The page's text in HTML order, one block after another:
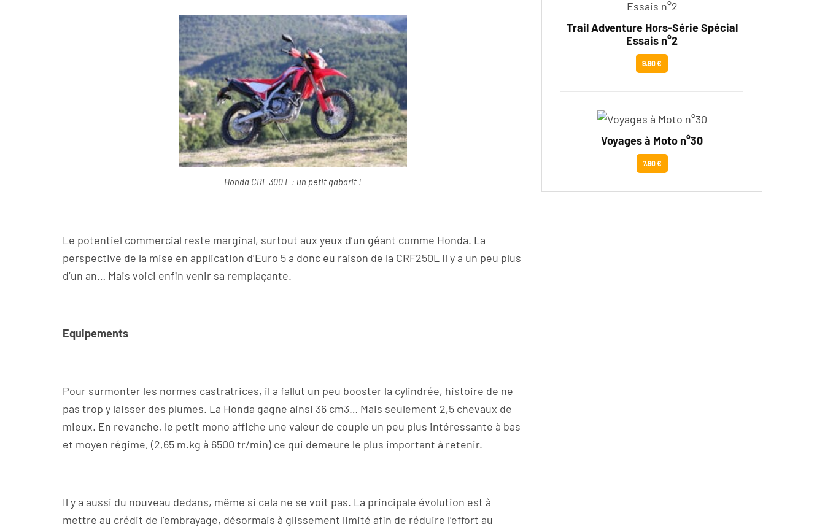
Honda CRF 300 L : un petit gabarit !
Le potentiel commercial reste marginal, surtout aux yeux d’un géant comme Honda. La
perspective de la mise en application d’Euro 5 a donc eu raison de la CRF250L il y a un peu plus
d’un an… Mais voici enfin venir sa remplaçante.
Equipements
Pour surmonter les normes castratrices, il a fallut un peu booster la cylindrée, histoire de ne
pas trop y laisser des plumes. La Honda gagne ainsi 36 cm3… Mais seulement 2,5 chevaux de
mieux. En revanche, le petit mono affiche une valeur de couple un peu plus intéressante à bas
et moyen régime, (2,65 m.kg à 6500 tr/min) ce qui demeure le plus important à retenir.
Il y a aussi du nouveau dedans, même si cela ne se voit pas. La principale évolution est à
mettre au crédit de l’embrayage, désormais à glissement limité afin de réduire l’effort au
Trail Adventure Hors-Série Spécial
Essais n°2
9.90 €
Voyages à Moto n°30
7.90 €